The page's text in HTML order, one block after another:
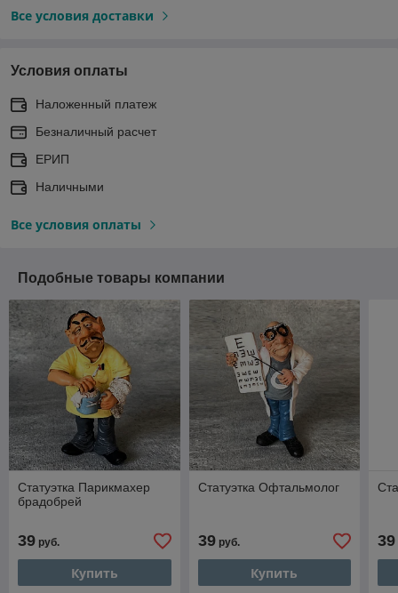
Все условия доставки
Условия оплаты
Наложенный платеж
Безналичный расчет
ЕРИП
Наличными
Все условия оплаты
Подобные товары компании
Статуэтка Парикмахер
брадобрей
39 руб.
Купить
Статуэтка Офтальмолог
39руб.
Купить
39